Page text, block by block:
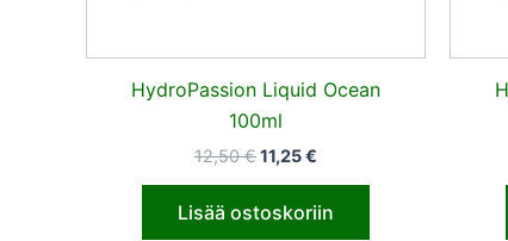
HydroPassion Liquid Ocean
100ml
12,50€11,25€
Lisää ostoskoriin